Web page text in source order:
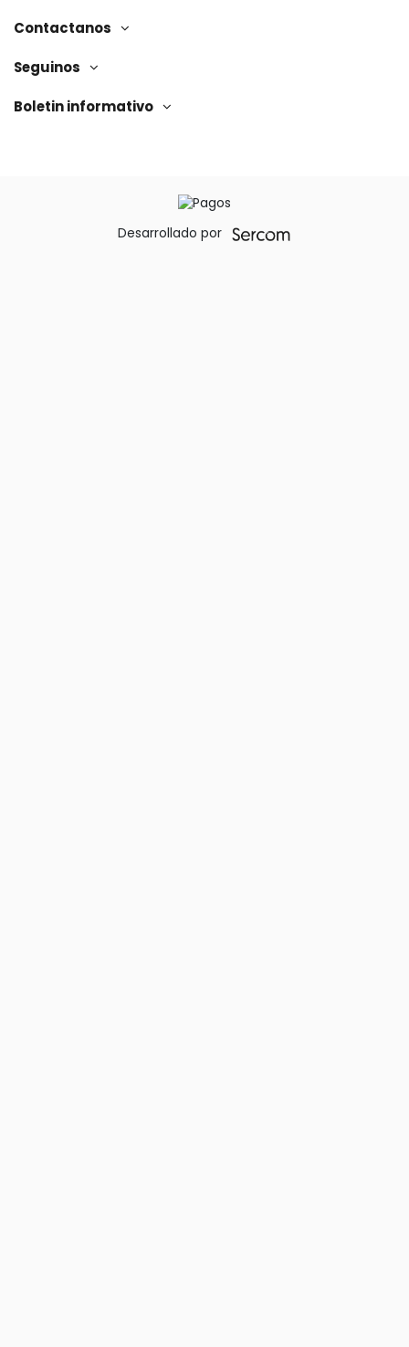
Contactanos
Seguinos
Boletin informativo
Desarrollado por